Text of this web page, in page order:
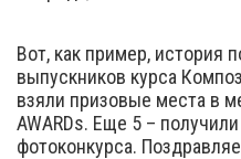
Вот, как пример, история
выпускников курса
взяли призовые места в
AWARDs. Еще 5 –
фотоконкурса.